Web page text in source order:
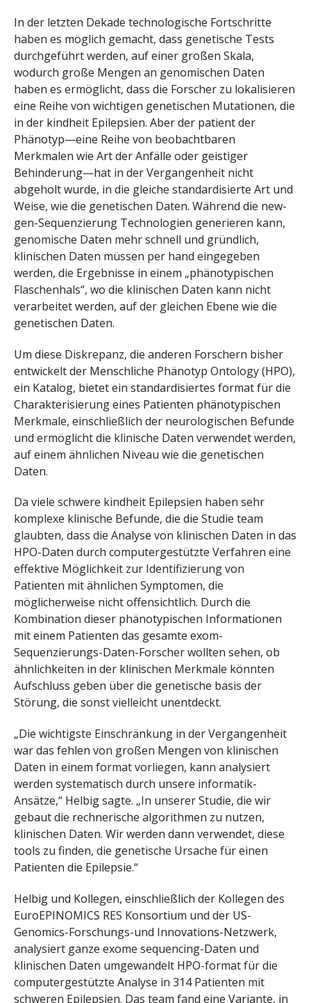
In der letzten Dekade technologische Fortschritte
haben es möglich gemacht, dass genetische Tests
durchgeführt werden, auf einer großen Skala,
wodurch große Mengen an genomischen Daten
haben es ermöglicht, dass die Forscher zu lokalisieren
eine Reihe von wichtigen genetischen Mutationen, die
in der kindheit Epilepsien. Aber der patient der
Phänotyp—eine Reihe von beobachtbaren
Merkmalen wie Art der Anfälle oder geistiger
Behinderung—hat in der Vergangenheit nicht
abgeholt wurde, in die gleiche standardisierte Art und
Weise, wie die genetischen Daten. Während die new-
gen-Sequenzierung Technologien generieren kann,
genomische Daten mehr schnell und gründlich,
klinischen Daten müssen per hand eingegeben
werden, die Ergebnisse in einem „phänotypischen
Flaschenhals“, wo die klinischen Daten kann nicht
verarbeitet werden, auf der gleichen Ebene wie die
genetischen Daten.
Um diese Diskrepanz, die anderen Forschern bisher
entwickelt der Menschliche Phänotyp Ontology (HPO),
ein Katalog, bietet ein standardisiertes format für die
Charakterisierung eines Patienten phänotypischen
Merkmale, einschließlich der neurologischen Befunde
und ermöglicht die klinische Daten verwendet werden,
auf einem ähnlichen Niveau wie die genetischen
Daten.
Da viele schwere kindheit Epilepsien haben sehr
komplexe klinische Befunde, die die Studie team
glaubten, dass die Analyse von klinischen Daten in das
HPO-Daten durch computergestützte Verfahren eine
effektive Möglichkeit zur Identifizierung von
Patienten mit ähnlichen Symptomen, die
möglicherweise nicht offensichtlich. Durch die
Kombination dieser phänotypischen Informationen
mit einem Patienten das gesamte exom-
Sequenzierungs-Daten-Forscher wollten sehen, ob
ähnlichkeiten in der klinischen Merkmale könnten
Aufschluss geben über die genetische basis der
Störung, die sonst vielleicht unentdeckt.
„Die wichtigste Einschränkung in der Vergangenheit
war das fehlen von großen Mengen von klinischen
Daten in einem format vorliegen, kann analysiert
werden systematisch durch unsere informatik-
Ansätze,“ Helbig sagte. „In unserer Studie, die wir
gebaut die rechnerische algorithmen zu nutzen,
klinischen Daten. Wir werden dann verwendet, diese
tools zu finden, die genetische Ursache für einen
Patienten die Epilepsie.“
Helbig und Kollegen, einschließlich der Kollegen des
EuroEPINOMICS RES Konsortium und der US-
Genomics-Forschungs-und Innovations-Netzwerk,
analysiert ganze exome sequencing-Daten und
klinischen Daten umgewandelt HPO-format für die
computergestützte Analyse in 314 Patienten mit
schweren Epilepsien. Das team fand eine Variante, in